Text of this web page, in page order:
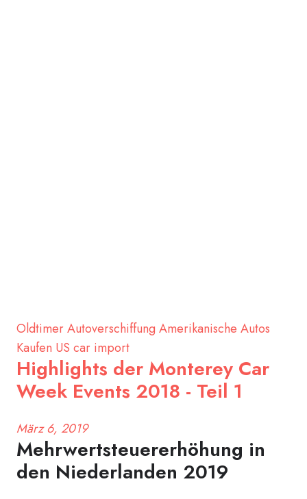
OldtimerAutoverschiffung Amerikanische Autos
Kaufen US car import
Highlights der Monterey Car
Week Events 2018 - Teil 1
März 6, 2019
Mehrwertsteuererhöhung in
den Niederlanden 2019